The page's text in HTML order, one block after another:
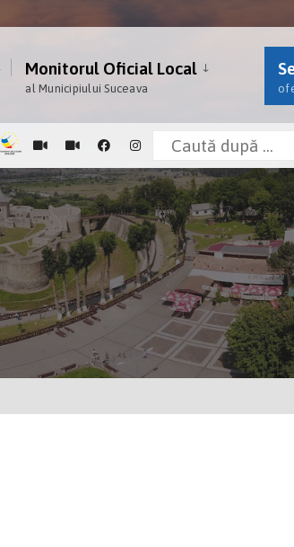
Monitorul Oficial Local
al Municipiului Suceava